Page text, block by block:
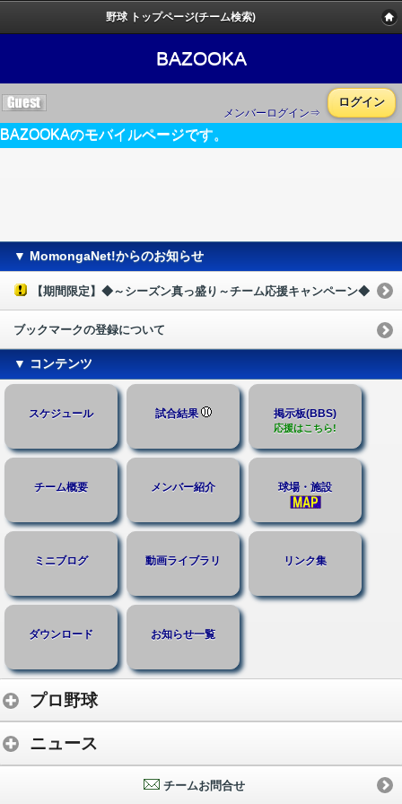
野球 トップページ(チーム検索)
BAZOOKA
メンバーログイン⇒
ログイン
BAZOOKAのモバイルページです。
▼ MomongaNet!からのお知らせ
【期間限定】◆～シーズン真っ盛り～チーム応援キャンペーン◆
ブックマークの登録について
▼ コンテンツ
スケジュール 試合結果 掲示板(BBS)
応援はこちら!
チーム概要 メンバー紹介 球場・施設
ミニブログ 動画ライブラリ リンク集
ダウンロード お知らせ一覧
プロ野球
ニュース
チームお問合せ